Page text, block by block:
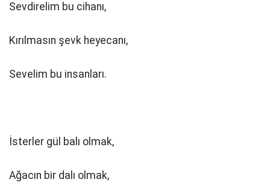
Sevdirelim bu cihanı,
Kırılmasın şevk heyecanı,
Sevelim bu insanları.
İsterler gül balı olmak,
Ağacın bir dalı olmak,